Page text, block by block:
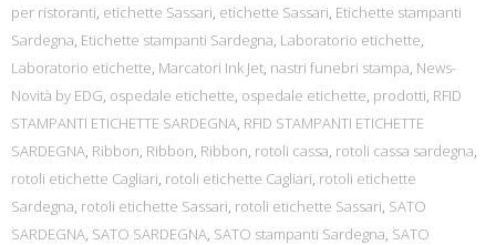
per ristoranti, etichette Sassari, etichette Sassari, Etichette stampanti
Sardegna, Etichette stampanti Sardegna, Laboratorio etichette,
Laboratorio etichette, Marcatori Ink Jet, nastri funebri stampa, News-
Novità by EDG, ospedale etichette, ospedale etichette, prodotti, RFID
STAMPANTI ETICHETTE SARDEGNA, RFID STAMPANTI ETICHETTE
SARDEGNA, Ribbon, Ribbon, Ribbon, rotoli cassa, rotoli cassa sardegna,
rotoli etichette Cagliari, rotoli etichette Cagliari, rotoli etichette
Sardegna, rotoli etichette Sassari, rotoli etichette Sassari, SATO
SARDEGNA, SATO SARDEGNA, SATO stampanti Sardegna, SATO